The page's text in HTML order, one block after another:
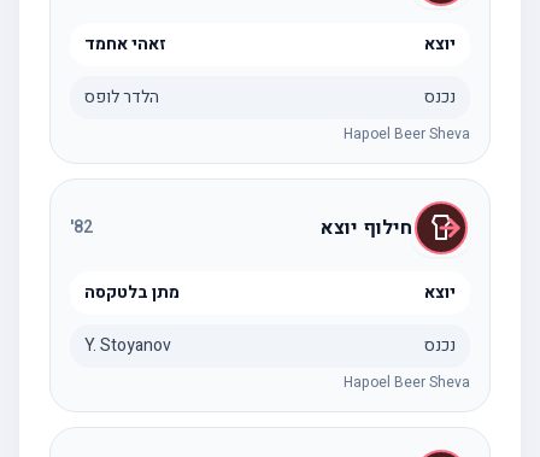
יוצא זאהי אחמד
נכנס הלדר לופס
Hapoel Beer Sheva
חילוף יוצא 82
'
יוצא מתן בלטקסה
נכנס Y. Stoyanov
Hapoel Beer Sheva